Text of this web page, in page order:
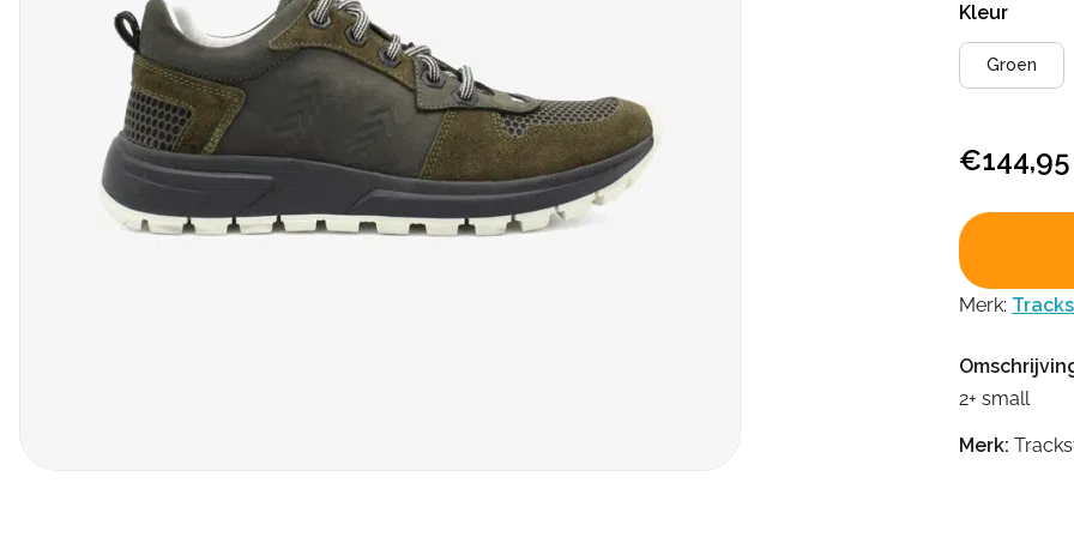
Kleur
Groen
€144,95
Merk:
2+ small
Merk: